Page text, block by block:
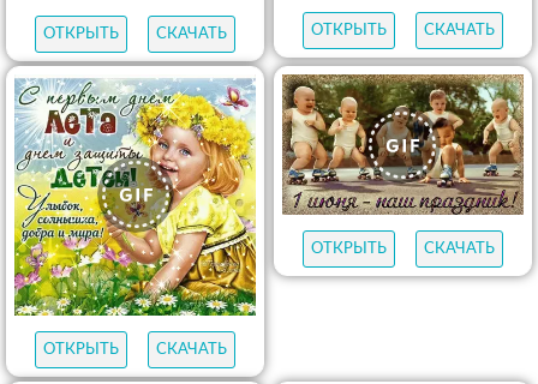
ОТКРЫТЬ СКАЧАТЬ ОТКРЫТЬ СКАЧАТЬ
ОТКРЫТЬ СКАЧАТЬ
ОТКРЫТЬ СКАЧАТЬ